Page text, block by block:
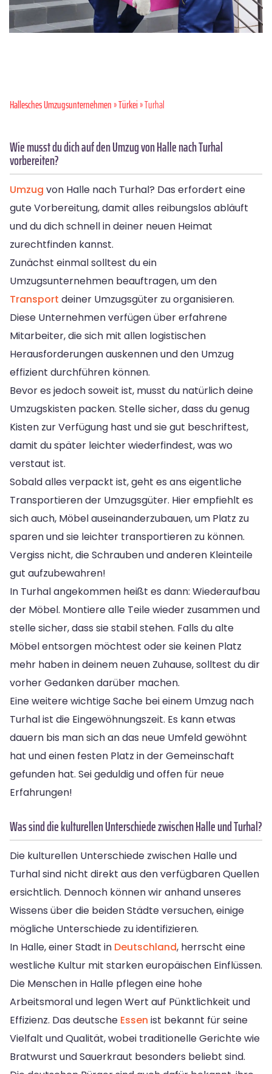
Hallesches Umzugsunternehmen»Türkei» Turhal
Wie musst du dich auf den Umzug von Halle nach Turhal
vorbereiten?
Umzug von Halle nach Turhal? Das erfordert eine
gute Vorbereitung, damit alles reibungslos abläuft
und du dich schnell in deiner neuen Heimat
zurechtfinden kannst.
Zunächst einmal solltest du ein
Umzugsunternehmen beauftragen, um den
Transport deiner Umzugsgüter zu organisieren.
Diese Unternehmen verfügen über erfahrene
Mitarbeiter, die sich mit allen logistischen
Herausforderungen auskennen und den Umzug
effizient durchführen können.
Bevor es jedoch soweit ist, musst du natürlich deine
Umzugskisten packen. Stelle sicher, dass du genug
Kisten zur Verfügung hast und sie gut beschriftest,
damit du später leichter wiederfindest, was wo
verstaut ist.
Sobald alles verpackt ist, geht es ans eigentliche
Transportieren der Umzugsgüter. Hier empfiehlt es
sich auch, Möbel auseinanderzubauen, um Platz zu
sparen und sie leichter transportieren zu können.
Vergiss nicht, die Schrauben und anderen Kleinteile
gut aufzubewahren!
In Turhal angekommen heißt es dann: Wiederaufbau
der Möbel. Montiere alle Teile wieder zusammen und
stelle sicher, dass sie stabil stehen. Falls du alte
Möbel entsorgen möchtest oder sie keinen Platz
mehr haben in deinem neuen Zuhause, solltest du dir
vorher Gedanken darüber machen.
Eine weitere wichtige Sache bei einem Umzug nach
Turhal ist die Eingewöhnungszeit. Es kann etwas
dauern bis man sich an das neue Umfeld gewöhnt
hat und einen festen Platz in der Gemeinschaft
gefunden hat. Sei geduldig und offen für neue
Erfahrungen!
Was sind die kulturellen Unterschiede zwischen Halle und Turhal?
Die kulturellen Unterschiede zwischen Halle und
Turhal sind nicht direkt aus den verfügbaren Quellen
ersichtlich. Dennoch können wir anhand unseres
Wissens über die beiden Städte versuchen, einige
mögliche Unterschiede zu identifizieren.
In Halle, einer Stadt in Deutschland, herrscht eine
westliche Kultur mit starken europäischen Einflüssen.
Die Menschen in Halle pflegen eine hohe
Arbeitsmoral und legen Wert auf Pünktlichkeit und
Effizienz. Das deutsche Essen ist bekannt für seine
Vielfalt und Qualität, wobei traditionelle Gerichte wie
Bratwurst und Sauerkraut besonders beliebt sind.